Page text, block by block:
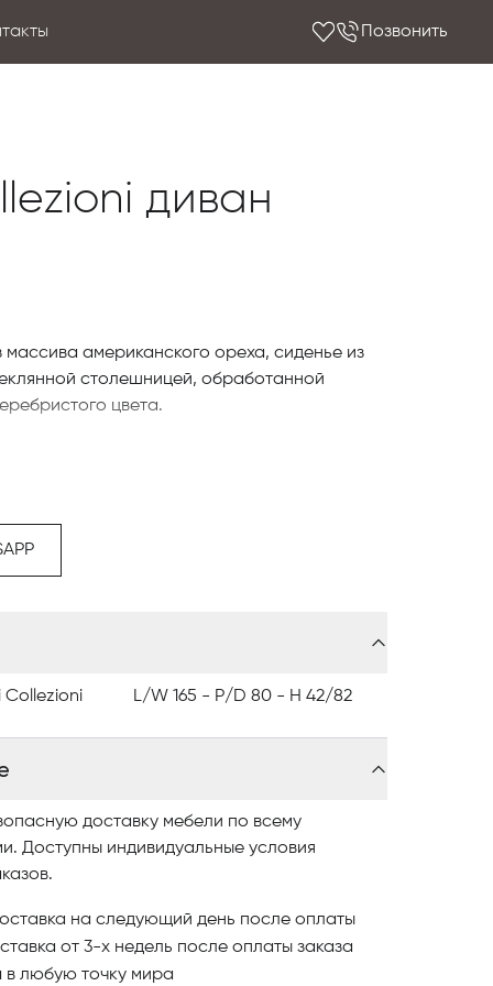
Позвонить
диван
массива американского ореха, сиденье из
столешницей, обработанной
цвета.
где разнообразные модели представлены
понравившиеся модели и оформляйте
мебели в Астанае обращайтесь в
Collezioni L/W 165 - P/D 80 - H 42/82
доставку мебели по всему
Доступны индивидуальные условия
на следующий день после оплаты
от 3-х недель после оплаты заказа
в любую точку мира